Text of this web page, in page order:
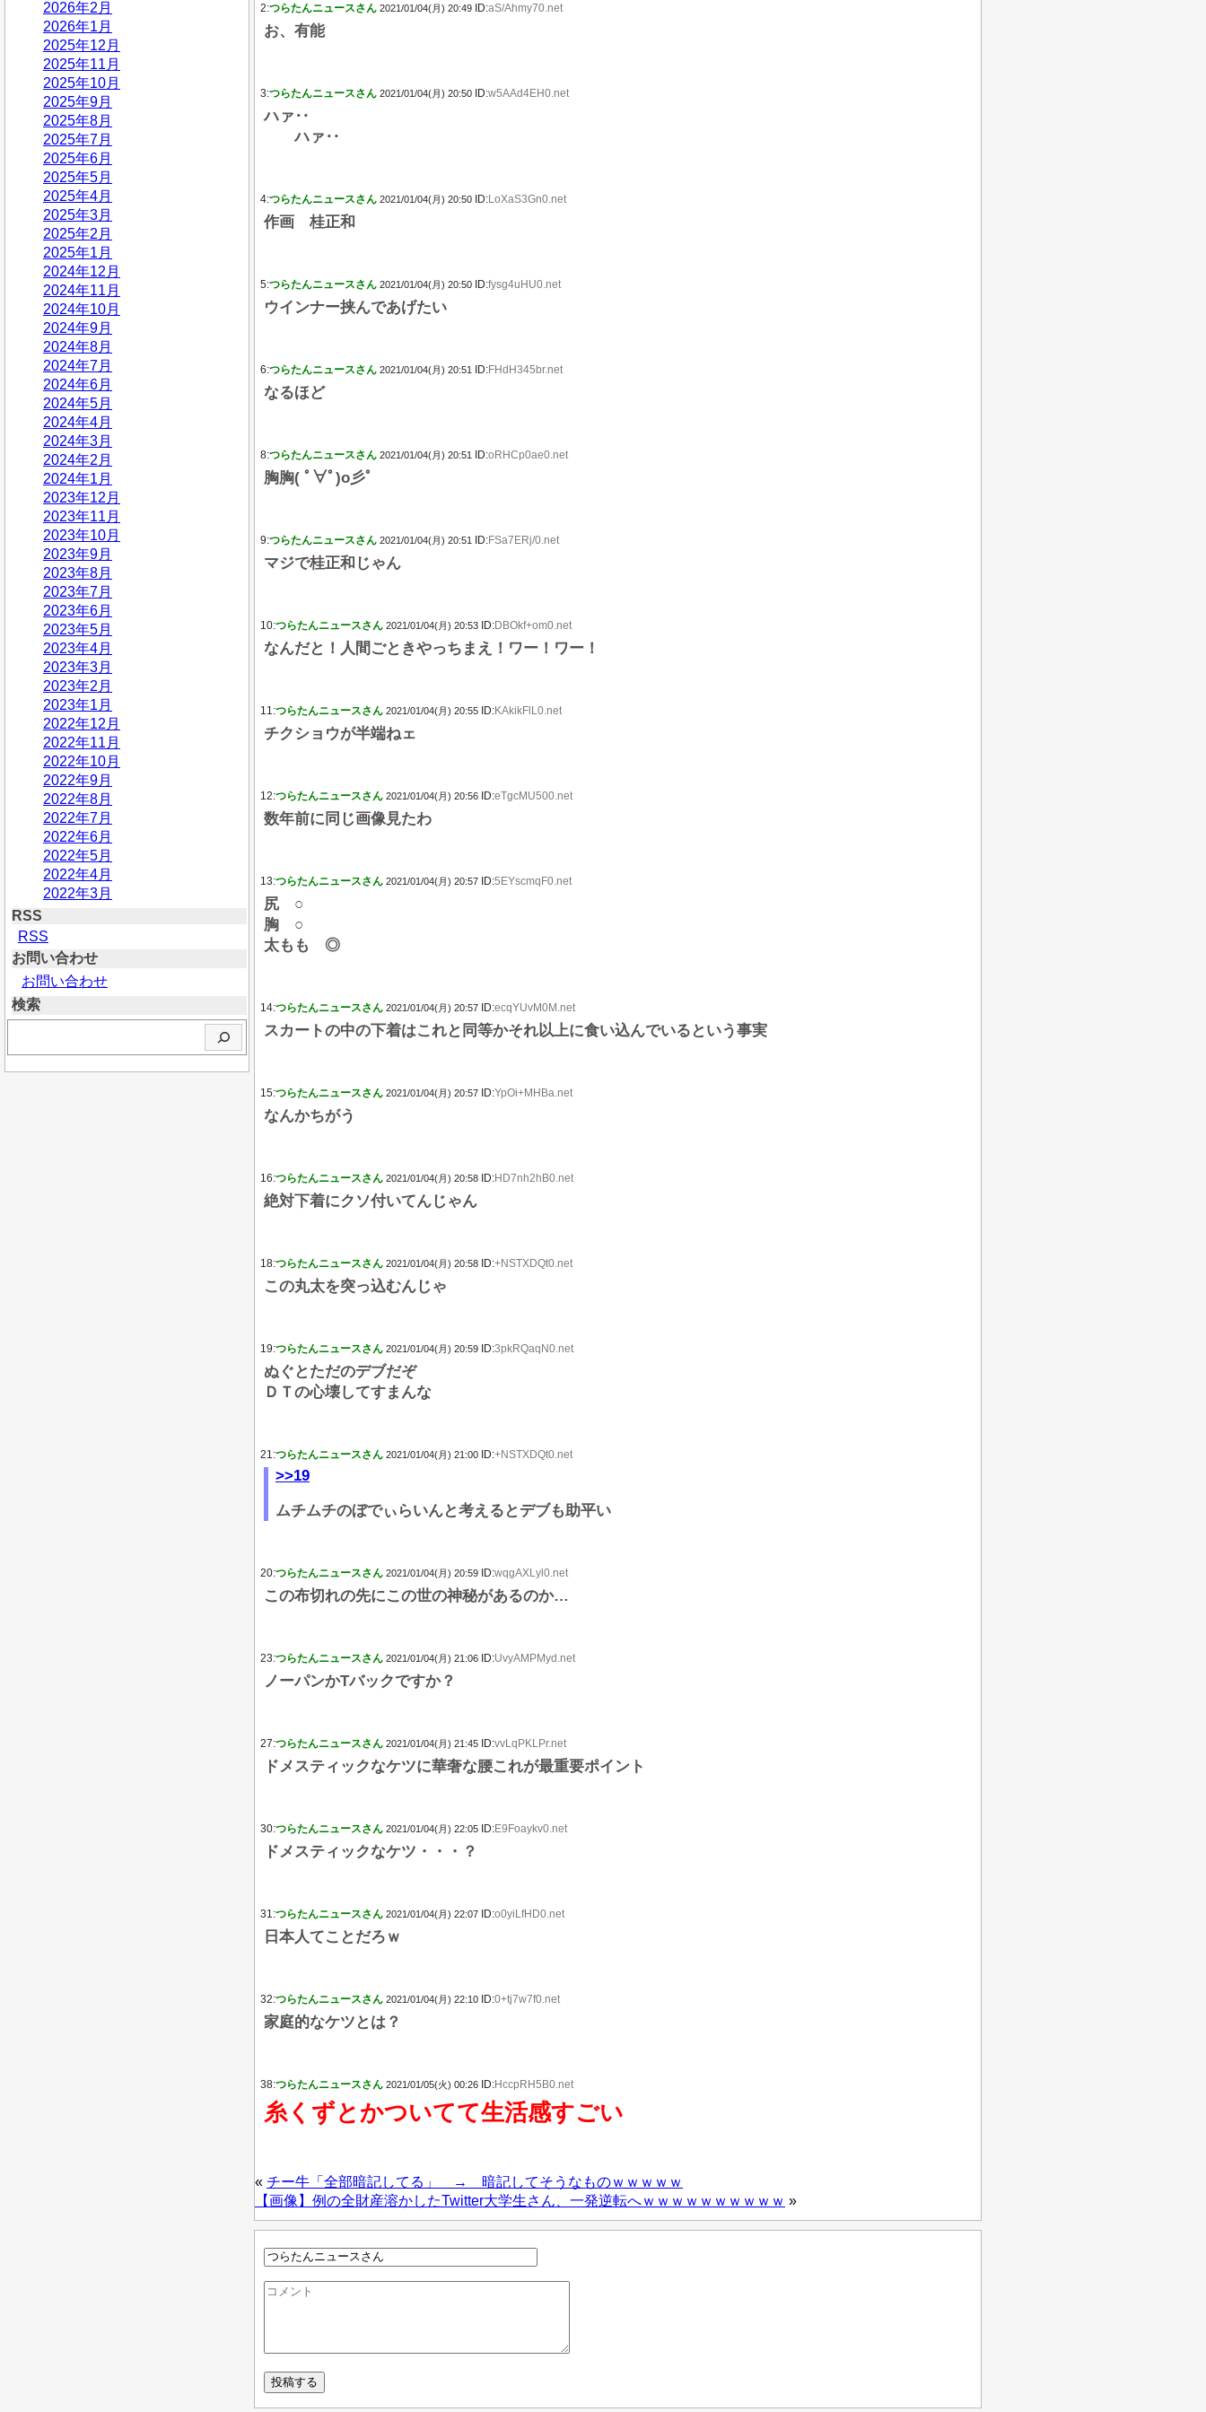
2026年2月
2026年1月
2025年12月
2025年11月
2025年10月
2025年9月
2025年8月
2025年7月
2025年6月
2025年5月
2025年4月
2025年3月
2025年2月
2025年1月
2024年12月
2024年11月
2024年10月
2024年9月
2024年8月
2024年7月
2024年6月
2024年5月
2024年4月
2024年3月
2024年2月
2024年1月
2023年12月
2023年11月
2023年10月
2023年9月
2023年8月
2023年7月
2023年6月
2023年5月
2023年4月
2023年3月
2023年2月
2023年1月
2022年12月
2022年11月
2022年10月
2022年9月
2022年8月
2022年7月
2022年6月
2022年5月
2022年4月
2022年3月
RSS
RSS
お問い合わせ
お問い合わせ
検索
2:つらたんニュースさん 2021/01/04(月) 20:49 ID:aS/Ahmy70.net
お、有能
3:つらたんニュースさん 2021/01/04(月) 20:50 ID:w5AAd4EH0.net
ハァ‥
ハァ‥
4:つらたんニュースさん 2021/01/04(月) 20:50 ID:LoXaS3Gn0.net
作画 桂正和
5:つらたんニュースさん 2021/01/04(月) 20:50 ID:fysg4uHU0.net
ウインナー挟んであげたい
6:つらたんニュースさん 2021/01/04(月) 20:51 ID:FHdH345br.net
なるほど
8:つらたんニュースさん 2021/01/04(月) 20:51 ID:oRHCp0ae0.net
胸胸( ﾟ∀ﾟ)o彡ﾟ
9:つらたんニュースさん 2021/01/04(月) 20:51 ID:FSa7ERj/0.net
マジで桂正和じゃん
10:つらたんニュースさん 2021/01/04(月) 20:53 ID:DBOkf+om0.net
なんだと！人間ごときやっちまえ！ワー！ワー！
11:つらたんニュースさん 2021/01/04(月) 20:55 ID:KAkikFlL0.net
チクショウが半端ねェ
12:つらたんニュースさん 2021/01/04(月) 20:56 ID:eTgcMU500.net
数年前に同じ画像見たわ
13:つらたんニュースさん 2021/01/04(月) 20:57 ID:5EYscmqF0.net
尻 ○
胸 ○
太もも ◎
14:つらたんニュースさん 2021/01/04(月) 20:57 ID:ecqYUvM0M.net
スカートの中の下着はこれと同等かそれ以上に食い込んでいるという事実
15:つらたんニュースさん 2021/01/04(月) 20:57 ID:YpOi+MHBa.net
なんかちがう
16:つらたんニュースさん 2021/01/04(月) 20:58 ID:HD7nh2hB0.net
絶対下着にクソ付いてんじゃん
18:つらたんニュースさん 2021/01/04(月) 20:58 ID:+NSTXDQt0.net
この丸太を突っ込むんじゃ
19:つらたんニュースさん 2021/01/04(月) 20:59 ID:3pkRQaqN0.net
ぬぐとただのデブだぞ
ＤＴの心壊してすまんな
21:つらたんニュースさん 2021/01/04(月) 21:00 ID:+NSTXDQt0.net
>>19
ムチムチのぼでぃらいんと考えるとデブも助平い
20:つらたんニュースさん 2021/01/04(月) 20:59 ID:wqgAXLyl0.net
この布切れの先にこの世の神秘があるのか…
23:つらたんニュースさん 2021/01/04(月) 21:06 ID:UvyAMPMyd.net
ノーパンかTバックですか？
27:つらたんニュースさん 2021/01/04(月) 21:45 ID:vvLqPKLPr.net
ドメスティックなケツに華奢な腰これが最重要ポイント
30:つらたんニュースさん 2021/01/04(月) 22:05 ID:E9Foaykv0.net
ドメスティックなケツ・・・？
31:つらたんニュースさん 2021/01/04(月) 22:07 ID:o0yiLfHD0.net
日本人てことだろｗ
32:つらたんニュースさん 2021/01/04(月) 22:10 ID:0+tj7w7f0.net
家庭的なケツとは？
38:つらたんニュースさん 2021/01/05(火) 00:26 ID:HccpRH5B0.net
糸くずとかついてて生活感すごい
« チー牛「全部暗記してる」 → 暗記してそうなものｗｗｗｗｗ
【画像】例の全財産溶かしたTwitter大学生さん、一発逆転へｗｗｗｗｗｗｗｗｗｗ »